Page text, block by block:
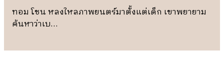
ทอม โชน หลงใหลภาพยนตร์มาตั้งแต่เด็ก เขาพยายาม
ค้นหาว่าเบ…